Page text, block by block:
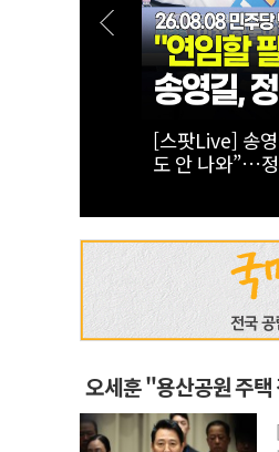
[스팟Live] 김민
을 공유했나”…
오세훈 "용산공원 주